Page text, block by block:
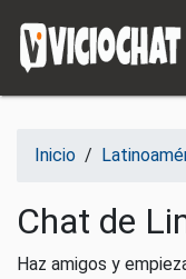
Inicio /
Chat de
Haz amigos y